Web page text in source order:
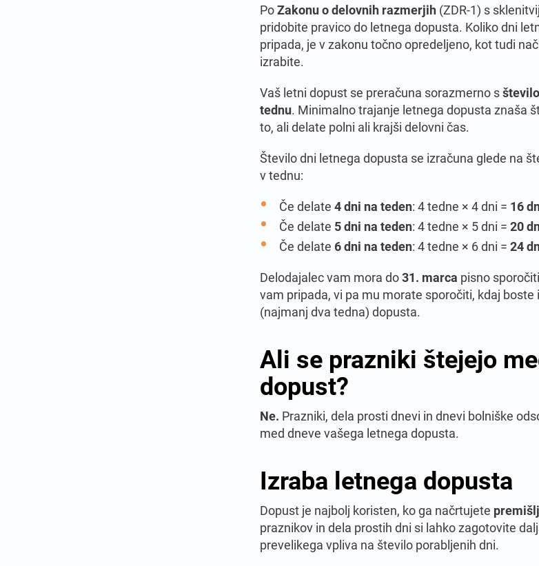
PoZakonu o delovnih razmerjih (ZDR-1) s
pridobite pravico do letnega dopusta. Koliko dni
pripada, je v zakonu točno opredeljeno, kot tudi
izrabite.
Vaš letni dopust se preračuna sorazmerno s
tednu. Minimalno trajanje letnega dopusta znaša
to, ali delate polni ali krajši delovni čas.
Število dni letnega dopusta se izračuna glede na
v tednu:
Če delate 4 dni na teden: 4 tedne × 4 dni = 16
Če delate 5 dni na teden: 4 tedne × 5 dni = 20
Če delate 6 dni na teden: 4 tedne × 6 dni = 24
Delodajalec vam mora do31. marca pisno
vam pripada, vi pa mu morate sporočiti, kdaj boste
(najmanj dva tedna) dopusta.
Ali se prazniki štejejo
dopust?
Ne. Prazniki, dela prosti dnevi in dnevi bolniške
med dneve vašega letnega dopusta.
Izraba letnega dopusta
Dopust je najbolj koristen, ko ga načrtujete
praznikov in dela prostih dni si lahko zagotovite
prevelikega vpliva na število porabljenih dni.